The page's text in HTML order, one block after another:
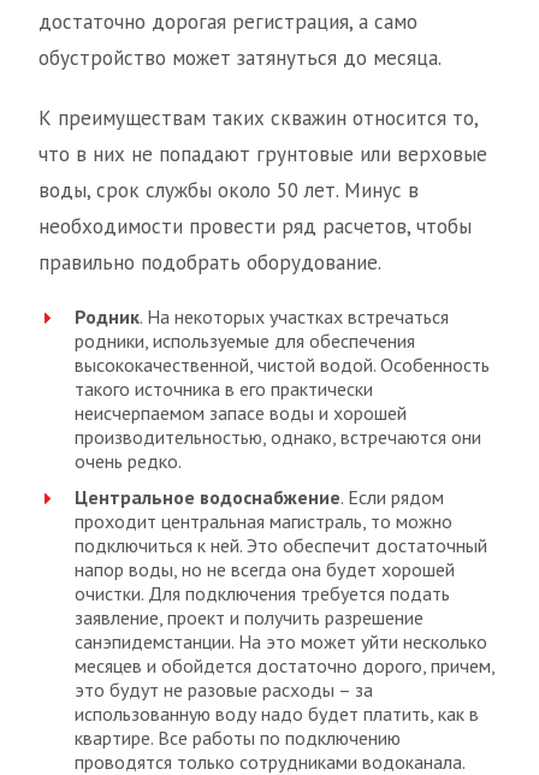
достаточно дорогая регистрация, а само
обустройство может затянуться до месяца.
К преимуществам таких скважин относится то,
что в них не попадают грунтовые или верховые
воды, срок службы около 50 лет. Минус в
необходимости провести ряд расчетов, чтобы
правильно подобрать оборудование.
Родник. На некоторых участках встречаться
родники, используемые для обеспечения
высококачественной, чистой водой. Особенность
такого источника в его практически
неисчерпаемом запасе воды и хорошей
производительностью, однако, встречаются они
очень редко.
Центральное водоснабжение. Если рядом
проходит центральная магистраль, то можно
подключиться к ней. Это обеспечит достаточный
напор воды, но не всегда она будет хорошей
очистки. Для подключения требуется подать
заявление, проект и получить разрешение
санэпидемстанции. На это может уйти несколько
месяцев и обойдется достаточно дорого, причем,
это будут не разовые расходы – за
использованную воду надо будет платить, как в
квартире. Все работы по подключению
проводятся только сотрудниками водоканала.